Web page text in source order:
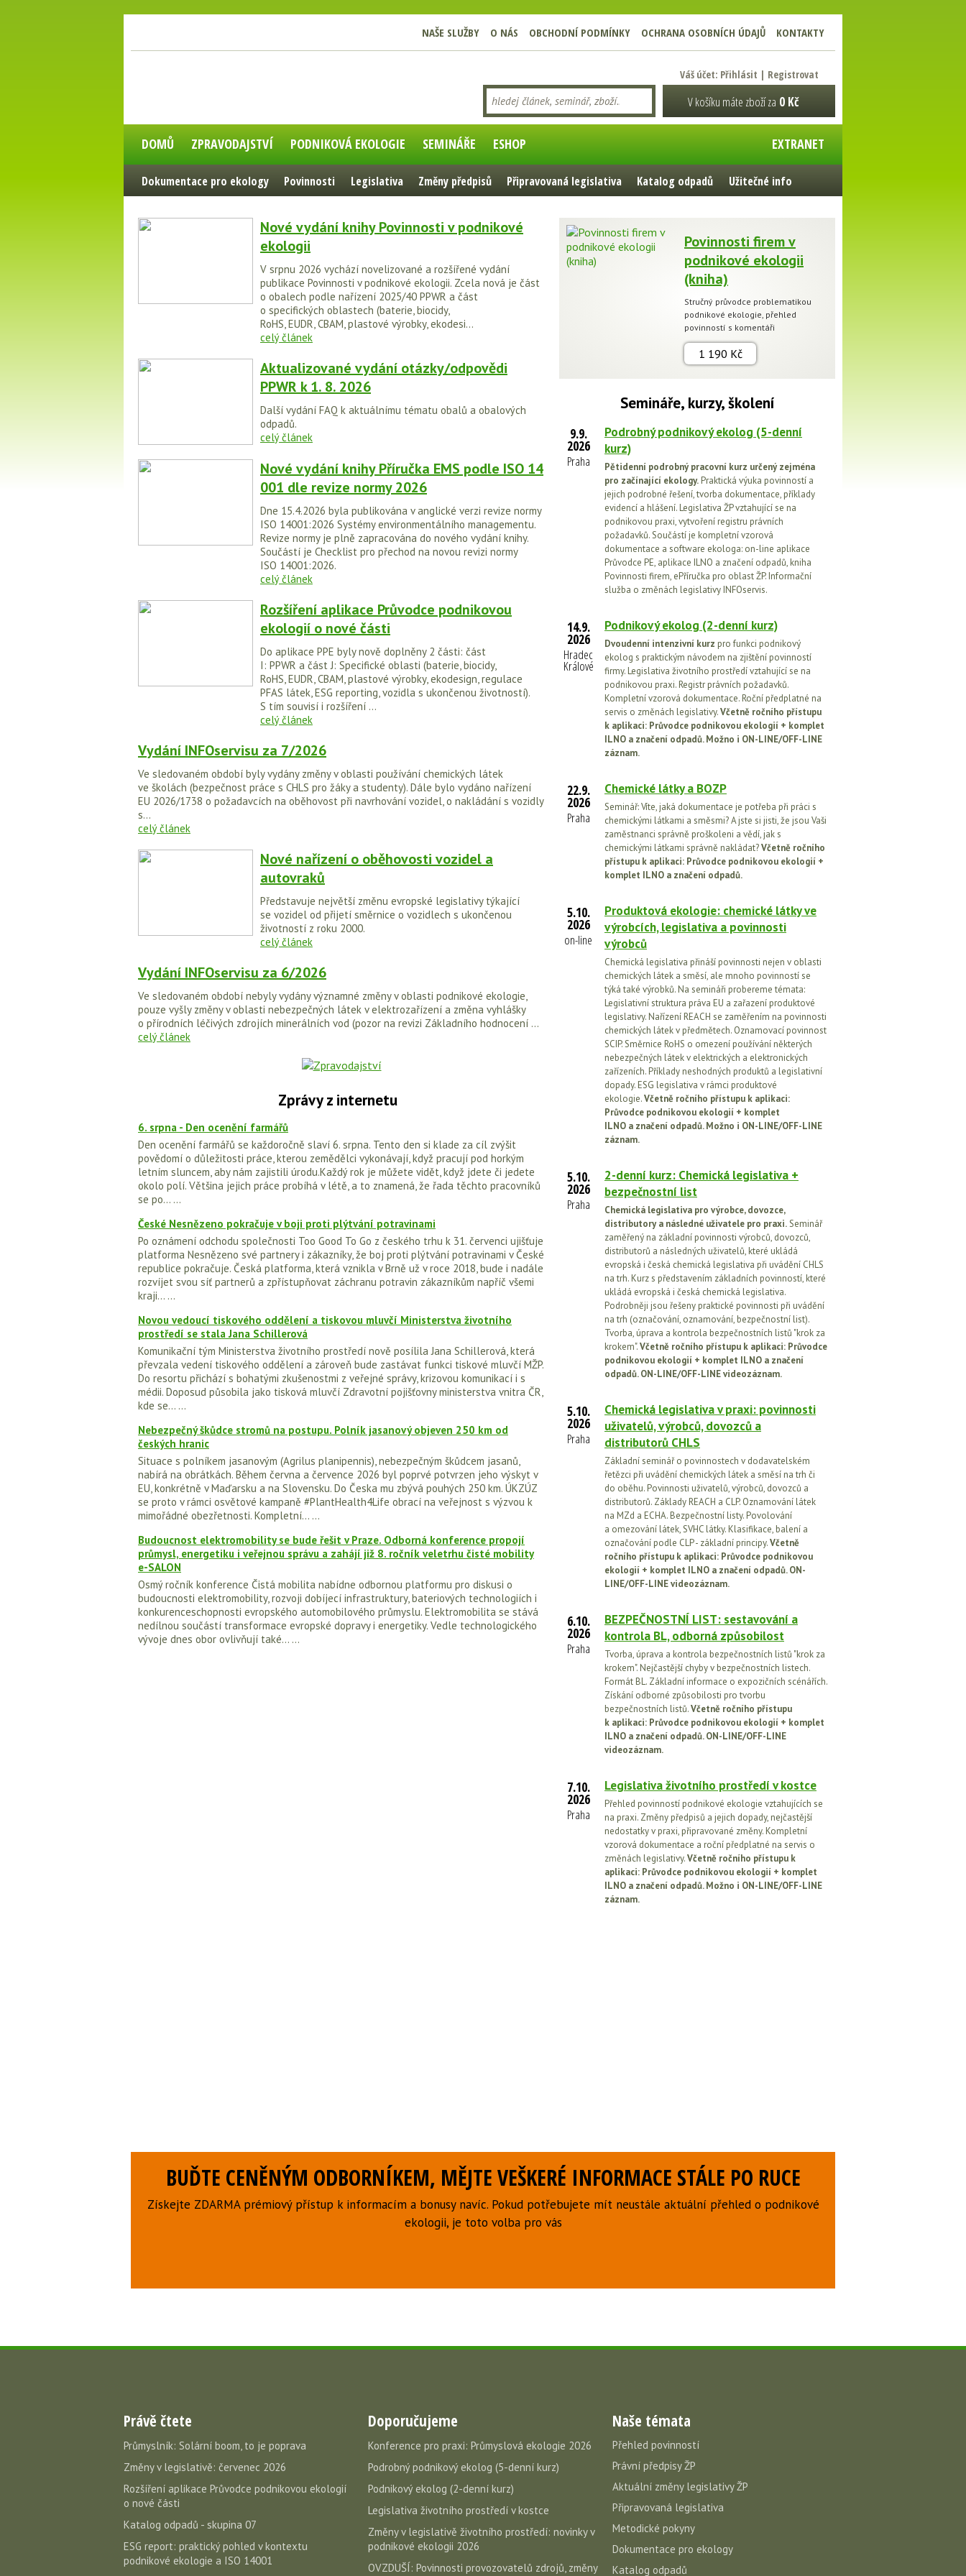
NAŠE SLUŽBY O NÁS OBCHODNÍ PODMÍNKY OCHRANA OSOBNÍCH ÚDAJŮ KONTAKTY
Váš účet: Přihlásit | Registrovat
V košíku máte zboží za 0 Kč
DOMŮ ZPRAVODAJSTVÍ PODNIKOVÁ EKOLOGIE SEMINÁŘE ESHOP EXTRANET
Dokumentace pro ekology Povinnosti Legislativa Změny předpisů Připravovaná legislativa Katalog odpadů Užitečné info
Nové vydání knihy Povinnosti v podnikové
ekologii
V srpnu 2026 vychází novelizované a rozšířené vydání
publikace Povinnosti v podnikové ekologii. Zcela nová je část
o obalech podle nařízení 2025/40 PPWR a část
o specifických oblastech (baterie, biocidy,
RoHS, EUDR, CBAM, plastové výrobky, ekodesi...
celý článek
Aktualizované vydání otázky/odpovědi
PPWR k 1. 8. 2026
Další vydání FAQ k aktuálnímu tématu obalů a obalových
odpadů.
celý článek
Nové vydání knihy Příručka EMS podle ISO 14
001 dle revize normy 2026
Dne 15.4.2026 byla publikována v anglické verzi revize normy
ISO 14001:2026 Systémy environmentálního managementu.
Revize normy je plně zapracována do nového vydání knihy.
Součástí je Checklist pro přechod na novou revizi normy
ISO 14001:2026.
celý článek
Rozšíření aplikace Průvodce podnikovou
ekologií o nové části
Do aplikace PPE byly nově doplněny 2 části: část
I: PPWR a část J: Specifické oblasti (baterie, biocidy,
RoHS, EUDR, CBAM, plastové výrobky, ekodesign, regulace
PFAS látek, ESG reporting, vozidla s ukončenou životností).
S tím souvisí i rozšíření ...
celý článek
Vydání INFOservisu za 7/2026
Ve sledovaném období byly vydány změny v oblasti používání chemických látek
ve školách (bezpečnost práce s CHLS pro žáky a studenty). Dále bylo vydáno nařízení
EU 2026/1738 o požadavcích na oběhovost při navrhování vozidel, o nakládání s vozidly
s...
celý článek
Nové nařízení o oběhovosti vozidel a
autovraků
Představuje největší změnu evropské legislativy týkající
se vozidel od přijetí směrnice o vozidlech s ukončenou
životností z roku 2000.
celý článek
Vydání INFOservisu za 6/2026
Ve sledovaném období nebyly vydány významné změny v oblasti podnikové ekologie,
pouze vyšly změny v oblasti nebezpečných látek v elektrozařízení a změna vyhlášky
o přírodních léčivých zdrojích minerálních vod (pozor na revizi Základního hodnocení ...
celý článek
Zprávy z internetu
6. srpna - Den ocenění farmářů
Den ocenění farmářů se každoročně slaví 6. srpna. Tento den si klade za cíl zvýšit
povědomí o důležitosti práce, kterou zemědělci vykonávají, když pracují pod horkým
letním sluncem, aby nám zajistili úrodu.Každý rok je můžete vidět, když jdete či jedete
okolo polí. Většina jejich práce probíhá v létě, a to znamená, že řada těchto pracovníků
se po... ...
České Nesnězeno pokračuje v boji proti plýtvání potravinami
Po oznámení odchodu společnosti Too Good To Go z českého trhu k 31. červenci ujišťuje
platforma Nesnězeno své partnery i zákazníky, že boj proti plýtvání potravinami v České
republice pokračuje. Česká platforma, která vznikla v Brně už v roce 2018, bude i nadále
rozvíjet svou síť partnerů a zpřístupňovat záchranu potravin zákazníkům napříč všemi
kraji... ...
Novou vedoucí tiskového oddělení a tiskovou mluvčí Ministerstva životního
prostředí se stala Jana Schillerová
Komunikační tým Ministerstva životního prostředí nově posílila Jana Schillerová, která
převzala vedení tiskového oddělení a zároveň bude zastávat funkci tiskové mluvčí MŽP.
Do resortu přichází s bohatými zkušenostmi z veřejné správy, krizovou komunikací i s
médii. Doposud působila jako tisková mluvčí Zdravotní pojišťovny ministerstva vnitra ČR,
kde se... ...
Nebezpečný škůdce stromů na postupu. Polník jasanový objeven 250 km od
českých hranic
Situace s polníkem jasanovým (Agrilus planipennis), nebezpečným škůdcem jasanů,
nabírá na obrátkách. Během června a července 2026 byl poprvé potvrzen jeho výskyt v
EU, konkrétně v Maďarsku a na Slovensku. Do Česka mu zbývá pouhých 250 km. ÚKZÚZ
se proto v rámci osvětové kampaně #PlantHealth4Life obrací na veřejnost s výzvou k
mimořádné obezřetnosti. Kompletní... ...
Budoucnost elektromobility se bude řešit v Praze. Odborná konference propojí
průmysl, energetiku i veřejnou správu a zahájí již 8. ročník veletrhu čisté mobility
e-SALON
Osmý ročník konference Čistá mobilita nabídne odbornou platformu pro diskusi o
budoucnosti elektromobility, rozvoji dobíjecí infrastruktury, bateriových technologiích i
konkurenceschopnosti evropského automobilového průmyslu. Elektromobilita se stává
nedílnou součástí transformace evropské dopravy i energetiky. Vedle technologického
vývoje dnes obor ovlivňují také... ...
Povinnosti firem v
podnikové ekologii
(kniha)
Stručný průvodce problematikou
podnikové ekologie, přehled
povinností s komentáři
1 190 Kč
Semináře, kurzy, školení
9.9.
2026
Praha
Podrobný podnikový ekolog (5-denní
kurz)
Pětidenní podrobný pracovní kurz určený zejména
pro začínající ekology. Praktická výuka povinností a
jejich podrobné řešení, tvorba dokumentace, příklady
evidencí a hlášení. Legislativa ŽP vztahující se na
podnikovou praxi, vytvoření registru právních
požadavků. Součástí je kompletní vzorová
dokumentace a software ekologa: on-line aplikace
Průvodce PE, aplikace ILNO a značení odpadů, kniha
Povinnosti firem, ePříručka pro oblast ŽP. Informační
služba o změnách legislativy INFOservis.
14.9.
2026
Hradec
Králové
Podnikový ekolog (2-denní kurz)
Dvoudenní intenzivní kurz pro funkci podnikový
ekolog s praktickým návodem na zjištění povinností
firmy. Legislativa životního prostředí vztahující se na
podnikovou praxi. Registr právních požadavků.
Kompletní vzorová dokumentace. Roční předplatné na
servis o změnách legislativy.Včetně ročního přístupu
k aplikaci: Průvodce podnikovou ekologií + komplet
ILNO a značení odpadů. Možno i ON-LINE/OFF-LINE
záznam.
22.9.
2026
Praha
Chemické látky a BOZP
Seminář: Víte, jaká dokumentace je potřeba při práci s
chemickými látkami a směsmi? A jste si jisti, že jsou Vaši
zaměstnanci správně proškoleni a vědí, jak s
chemickými látkami správně nakládat?Včetně ročního
přístupu k aplikaci: Průvodce podnikovou ekologií +
komplet ILNO a značení odpadů.
5.10.
2026
on-line
Produktová ekologie: chemické látky ve
výrobcích, legislativa a povinnosti
výrobců
Chemická legislativa přináší povinnosti nejen v oblasti
chemických látek a směsí, ale mnoho povinností se
týká také výrobků. Na semináři probereme témata:
Legislativní struktura práva EU a zařazení produktové
legislativy. Nařízení REACH se zaměřením na povinnosti
chemických látek v předmětech. Oznamovací povinnost
SCIP. Směrnice RoHS o omezení používání některých
nebezpečných látek v elektrických a elektronických
zařízeních. Příklady neshodných produktů a legislativní
dopady. ESG legislativa v rámci produktové
ekologie.Včetně ročního přístupu k aplikaci:
Průvodce podnikovou ekologií + komplet
ILNO a značení odpadů. Možno i ON-LINE/OFF-LINE
záznam.
5.10.
2026
Praha
2-denní kurz: Chemická legislativa +
bezpečnostní list
Chemická legislativa pro výrobce, dovozce,
distributory a následné uživatele pro praxi.Seminář
zaměřený na základní povinnosti výrobců, dovozců,
distributorů a následných uživatelů, které ukládá
evropská i česká chemická legislativa při uvádění CHLS
na trh. Kurz s představením základních povinností, které
ukládá evropská i česká chemická legislativa.
Podrobněji jsou řešeny praktické povinnosti při uvádění
na trh (označování, oznamování, bezpečnostní list).
Tvorba, úprava a kontrola bezpečnostních listů "krok za
krokem".Včetně ročního přístupu k aplikaci: Průvodce
podnikovou ekologií + komplet ILNO a značení
odpadů. ON-LINE/OFF-LINE videozáznam.
5.10.
2026
Praha
Chemická legislativa v praxi: povinnosti
uživatelů, výrobců, dovozců a
distributorů CHLS
Základní seminář o povinnostech v dodavatelském
řetězci při uvádění chemických látek a směsí na trh či
do oběhu. Povinnosti uživatelů, výrobců, dovozců a
distributorů. Základy REACH a CLP. Oznamování látek
na MZd a ECHA. Bezpečnostní listy. Povolování
a omezování látek, SVHC látky. Klasifikace, balení a
označování podle CLP - základní principy.Včetně
ročního přístupu k aplikaci: Průvodce podnikovou
ekologií + komplet ILNO a značení odpadů. ON-
LINE/OFF-LINE videozáznam.
6.10.
2026
Praha
BEZPEČNOSTNÍ LIST: sestavování a
kontrola BL, odborná způsobilost
Tvorba, úprava a kontrola bezpečnostních listů "krok za
krokem". Nejčastější chyby v bezpečnostních listech.
Formát BL. Základní informace o expozičních scénářích.
Získání odborné způsobilosti pro tvorbu
bezpečnostních listů.Včetně ročního přístupu
k aplikaci: Průvodce podnikovou ekologií + komplet
ILNO a značení odpadů. ON-LINE/OFF-LINE
videozáznam.
7.10.
2026
Praha
Legislativa životního prostředí v kostce
Přehled povinností podnikové ekologie vztahujících se
na praxi. Změny předpisů a jejich dopady, nejčastější
nedostatky v praxi, připravované změny. Kompletní
vzorová dokumentace a roční předplatné na servis o
změnách legislativy.Včetně ročního přístupu k
aplikaci: Průvodce podnikovou ekologií + komplet
ILNO a značení odpadů. Možno i ON-LINE/OFF-LINE
záznam.
BUĎTE CENĚNÝM ODBORNÍKEM, MĚJTE VEŠKERÉ INFORMACE STÁLE PO RUCE
Získejte ZDARMA prémiový přístup k informacím a bonusy navíc. Pokud potřebujete mít neustále aktuální přehled o podnikové
ekologii, je toto volba pro vás
Právě čtete
Průmyslník: Solární boom, to je poprava
Změny v legislativě: červenec 2026
Rozšíření aplikace Průvodce podnikovou ekologií
o nové části
Katalog odpadů - skupina 07
ESG report: praktický pohled v kontextu
podnikové ekologie a ISO 14001
Doporučujeme
Konference pro praxi: Průmyslová ekologie 2026
Podrobný podnikový ekolog (5-denní kurz)
Podnikový ekolog (2-denní kurz)
Legislativa životního prostředí v kostce
Změny v legislativě životního prostředí: novinky v
podnikové ekologii 2026
OVZDUŠÍ: Povinnosti provozovatelů zdrojů, změny
Naše témata
Přehled povinností
Právní předpisy ŽP
Aktuální změny legislativy ŽP
Připravovaná legislativa
Metodické pokyny
Dokumentace pro ekology
Katalog odpadů